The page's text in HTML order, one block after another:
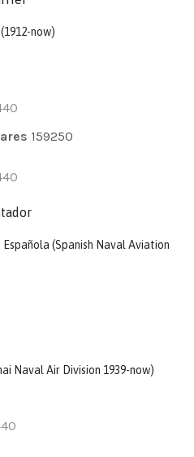
(1912-now)
159250
(Spanish Naval Aviation
Naval Air Division 1939-now)